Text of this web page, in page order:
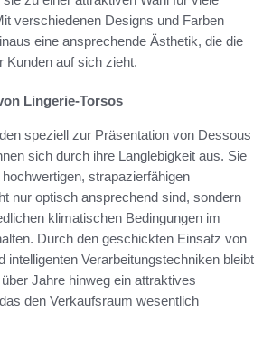
verschiedenen Designs und Farben
eine ansprechende Ästhetik, die die
Kunden auf sich zieht.
Lingerie-Torsos
speziell zur Präsentation von Dessous
sich durch ihre Langlebigkeit aus. Sie
strapazierfähigen
nur optisch ansprechend sind, sondern
klimatischen Bedingungen im
Durch den geschickten Einsatz von
intelligenten Verarbeitungstechniken bleibt
über Jahre hinweg ein attraktives
den Verkaufsraum wesentlich